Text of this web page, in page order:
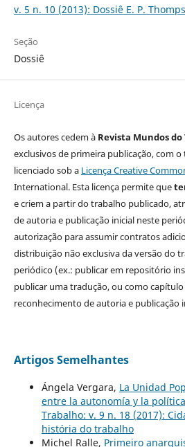
v. 5 n. 10 (2013): Dossiê E. P.
Seção
Dossiê
Licença
Os autores cedem à Revista Mundos
exclusivos de primeira publicação, com
licenciado sob a Licença Creative
International. Esta licença permite que
e criem a partir do trabalho publicado,
de autoria e publicação inicial neste
autorização para assumir contratos
distribuição não exclusiva da versão do
periódico (ex.: publicar em repositório
publicar uma tradução, ou como
reconhecimento de autoria e publicação
Artigos Semelhantes
Ángela Vergara, La Unidad
entre la autonomía y la política
Trabalho: v. 9 n. 18 (2017):
história do trabalho
Michel Ralle, Primeiro